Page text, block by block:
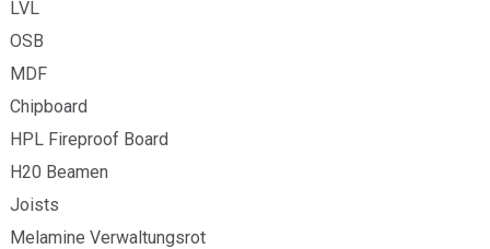
LVL
OSB
MDF
Chipboard
HPL Fireproof Board
H20 Beamen
Joists
Melamine Verwaltungsrot